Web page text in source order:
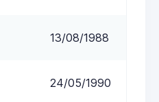
13/08/1988
24/05/1990